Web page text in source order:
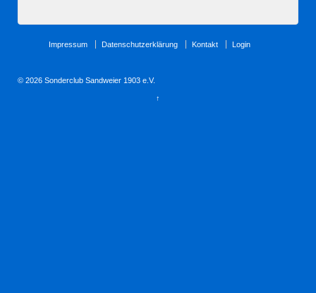
Impressum Datenschutzerklärung Kontakt Login
© 2026 Sonderclub Sandweier 1903 e.V.
↑